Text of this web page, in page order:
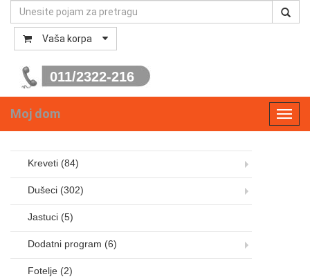
Vaša korpa
011/2322-216
Moj dom
Kreveti (84)
Dušeci (302)
Jastuci (5)
Dodatni program (6)
Fotelje (2)